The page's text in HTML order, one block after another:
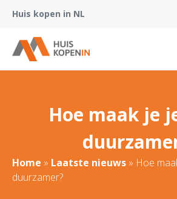
Huis kopen in NL
Hoe maak je
Home » Laatste nieuws » Hoe
duurzamer?